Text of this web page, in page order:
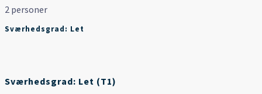
2 personer
Sværhedsgrad: Let
Sværhedsgrad: Let (T1)